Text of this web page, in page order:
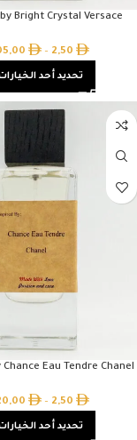
Bright Crystal Versace
2,50
–
تحديد أحد
Eau Tendre Chanel
2,50
–
تحديد أحد